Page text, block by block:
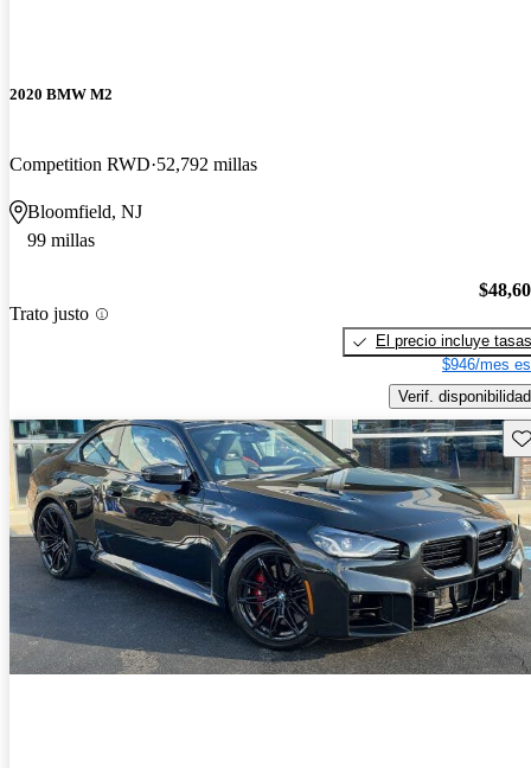
2020 BMW M2
Competition RWD 52,792 millas
Bloomfield, NJ
99 millas
Trato justo
El precio incluye tasas
$946/mes
Verif. disponibilidad